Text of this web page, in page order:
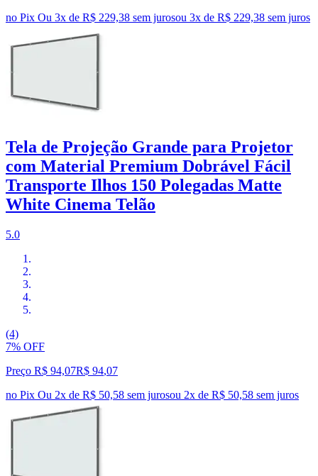
no Pix Ou 3x de R$ 229,38 sem jurosou 3x de R$ 229,38 sem juros
Tela de Projeção Grande para Projetor
com Material Premium Dobrável Fácil
Transporte Ilhos 150 Polegadas Matte
White Cinema Telão
5.0
(4)
7% OFF
Preço R$ 94,07R$ 94,07
no Pix Ou 2x de R$ 50,58 sem jurosou 2x de R$ 50,58 sem juros